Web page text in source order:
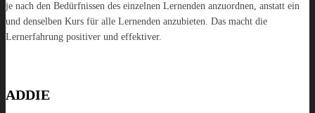
je nach den Bedürfnissen des einzelnen Lernenden anzuordnen, anstatt ein
und denselben Kurs für alle Lernenden anzubieten. Das macht die
Lernerfahrung positiver und effektiver.
ADDIE